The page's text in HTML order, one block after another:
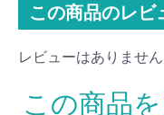
この商品のレビ
レビューはありません